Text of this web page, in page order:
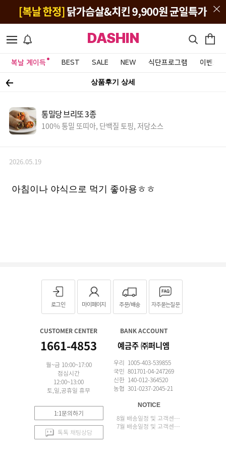
DASHIN
복날 계이득 BEST SALE NEW 식단프로그램 이벤트&
상품후기 상세
통밀당 브리또 3종
100% 통밀 또띠아, 단백질 토핑, 저당소스
2026.05.19
아침이나 야식으로 먹기 좋아용ㅎㅎ
로그인 마이페이지 주문/배송 자주묻는질문
CUSTOMER CENTER
1661-4853
월~금 10:00~17:00
점심시간
12:00~13:00
토,일,공휴일 휴무
1:1문의하기
톡톡 채팅상담
BANK ACCOUNT
예금주 ㈜퍼니엠
우리 1005-403-539855
국민 801701-04-247269
신한 140-012-364520
농협 301-0237-2045-21
NOTICE
8월 배송일정 및 고객센터 업무 안내
7월 배송일정 및 고객센터 업무 안내